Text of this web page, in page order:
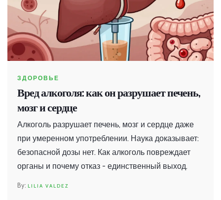
ЗДОРОВЬЕ
Вред алкоголя: как он разрушает печень,
мозг и сердце
Алкоголь разрушает печень, мозг и сердце даже
при умеренном употреблении. Наука доказывает:
безопасной дозы нет. Как алкоголь повреждает
органы и почему отказ - единственный выход.
LILIA VALDEZ